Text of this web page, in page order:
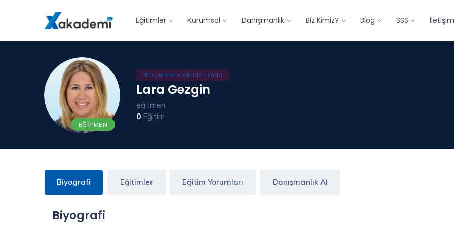
Eğitimler Kurumsal Danışmanlık Biz Kimiz? Blog SSS
EĞITMEN
905 gündür X Akademi'nda
Lara Gezgin
eğitmen
0 Eğitim
Biyografi Eğitimler Eğitim Yorumları Danışmanlık Al
Biyografi